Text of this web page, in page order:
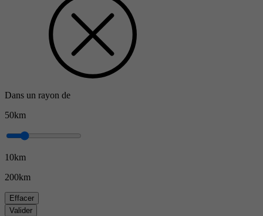
Dans un rayon de
50km
10km
200km
Effacer
Valider